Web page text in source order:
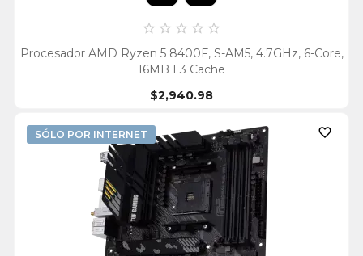
    
Procesador AMD Ryzen 5 8400F, S-AM5, 4.7GHz, 6-Core,
16MB L3 Cache
$2,940.98
SÓLO POR INTERNET 